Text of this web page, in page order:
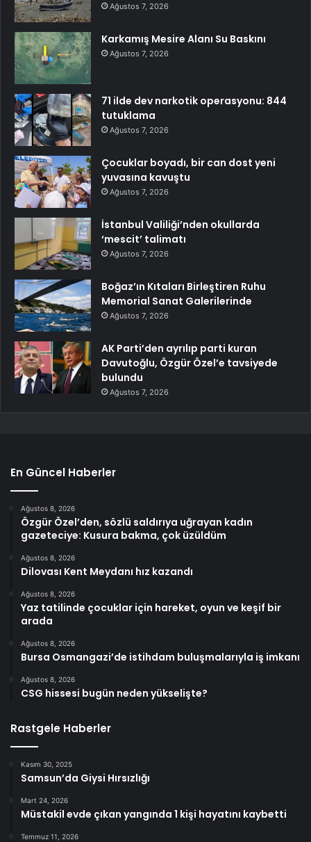
Ağustos 7, 2026
Karkamış Mesire Alanı Su Baskını
Ağustos 7, 2026
71 ilde dev narkotik operasyonu: 844
tutuklama
Ağustos 7, 2026
Çocuklar boyadı, bir can dost yeni
yuvasına kavuştu
Ağustos 7, 2026
İstanbul Valiliği’nden okullarda
‘mescit’ talimatı
Ağustos 7, 2026
Boğaz’ın Kıtaları Birleştiren Ruhu
Memorial Sanat Galerilerinde
Ağustos 7, 2026
AK Parti’den ayrılıp parti kuran
Davutoğlu, Özgür Özel’e tavsiyede
bulundu
Ağustos 7, 2026
En Güncel Haberler
Ağustos 8, 2026
Özgür Özel’den, sözlü saldırıya uğrayan kadın
gazeteciye: Kusura bakma, çok üzüldüm
Ağustos 8, 2026
Dilovası Kent Meydanı hız kazandı
Ağustos 8, 2026
Yaz tatilinde çocuklar için hareket, oyun ve keşif bir
arada
Ağustos 8, 2026
Bursa Osmangazi’de istihdam buluşmalarıyla iş imkanı
Ağustos 8, 2026
CSG hissesi bugün neden yükselişte?
Rastgele Haberler
Kasım 30, 2025
Samsun’da Giysi Hırsızlığı
Mart 24, 2026
Müstakil evde çıkan yangında 1 kişi hayatını kaybetti
Temmuz 11, 2026